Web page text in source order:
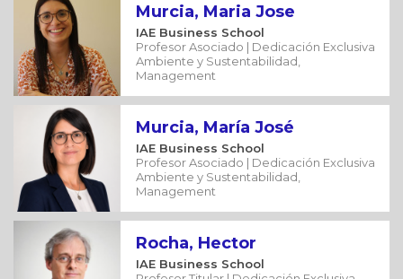
Murcia, Maria Jose
IAE Business School
Profesor Asociado | Dedicación Exclusiva
Ambiente y Sustentabilidad,
Management
Murcia, María José
IAE Business School
Profesor Asociado | Dedicación Exclusiva
Ambiente y Sustentabilidad,
Management
Rocha, Hector
IAE Business School